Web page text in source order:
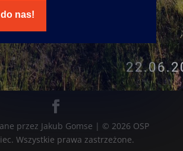
nas!
przez Jakub Gomse | © 2026 OSP
Wszystkie prawa zastrzeżone.